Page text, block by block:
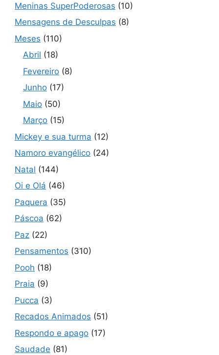
Meninas SuperPoderosas (10)
Mensagens de Desculpas (8)
Meses (110)
Abril (18)
Fevereiro (8)
Junho (17)
Maio (50)
Março (15)
Mickey e sua turma (12)
Namoro evangélico (24)
Natal (144)
Oi e Olá (46)
Paquera (35)
Páscoa (62)
Paz (22)
Pensamentos (310)
Pooh (18)
Praia (9)
Pucca (3)
Recados Animados (51)
Respondo e apago (17)
Saudade (81)